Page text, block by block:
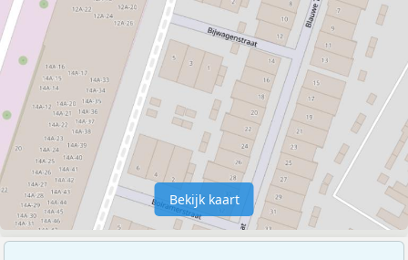
Bekijk kaart